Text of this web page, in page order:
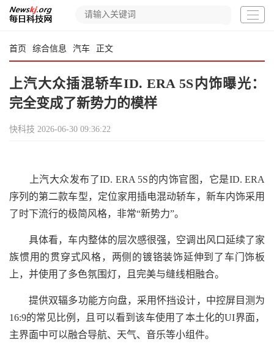
首页 综合信息 汽车 正文
上汽大众插混轿车ID. ERA 5S内饰曝光：
完全变成了新势力的模样
快科技 2026-06-30 09:36:22
上汽大众发布了ID. ERA 5S的内饰官图，它是ID. ERA
序列的第二款车型，定位家用插电混动轿车，新车内饰采用
了时下流行的极简风格，非常“新势力”。
具体看，车内整体的层次感很强，空调出风口延续了家
族惯用的贯穿式风格，两侧的镀铬装饰延伸到了车门饰板
上，并使用了多色氛围灯，且完美与缝线相融合。
提供双辐多功能方向盘，采用怀挡设计，中控屏目测为
16:9的常见比例，且可以看到该车使用了本土化的UI界面，
主界面中可以融合导航、天气、音乐等小组件。